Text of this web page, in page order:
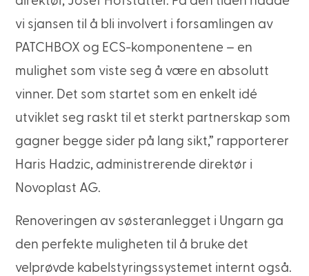
vi sjansen til å bli involvert i forsamlingen av
PATCHBOX og ECS-komponentene – en
mulighet som viste seg å være en absolutt
vinner. Det som startet som en enkelt idé
utviklet seg raskt til et sterkt partnerskap som
gagner begge sider på lang sikt,” rapporterer
Haris Hadzic, administrerende direktør i
Novoplast AG.
Renoveringen av søsteranlegget i Ungarn ga
den perfekte muligheten til å bruke det
velprøvde kabelstyringssystemet internt også.